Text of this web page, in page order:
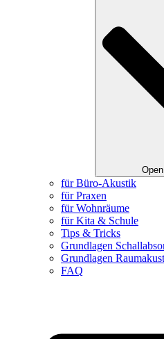
für Büro-Akustik
für Praxen
für Wohnräume
für Kita & Schule
Tips & Tricks
Grundlagen
Grundlagen
FAQ